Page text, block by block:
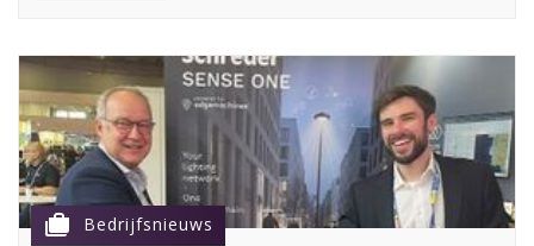
cases Bedrijfsnieuws